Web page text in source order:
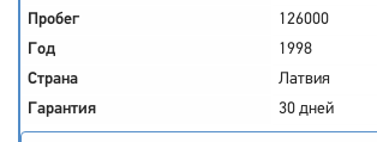
Пробег
126000
Год
1998
Страна
Латвия
Гарантия
30 дней